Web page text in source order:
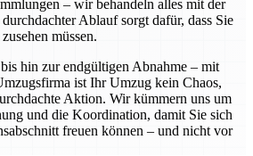
– wir behandeln alles mit der
Ablauf sorgt dafür, dass Sie
müssen.
hin zur endgültigen Abnahme – mit
ist Ihr Umzug kein Chaos,
Aktion. Wir kümmern uns um
und die Koordination, damit Sie sich
freuen können – und nicht vor